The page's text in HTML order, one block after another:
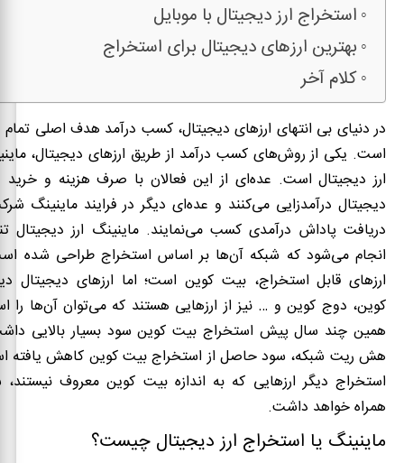
استخراج ارز دیجیتال با موبایل
بهترین ارزهای دیجیتال برای استخراج
کلام آخر
در دنیای بی انتهای ارزهای دیجیتال، کسب درآمد هدف اصلی تمام
است. یکی از روش‌های کسب درآمد از طریق ارزهای دیجیتال،
ارز دیجیتال است. عده‌ای از این فعالان با صرف هزینه و
دیجیتال درآمدزایی می‌کنند و عده‌ای دیگر در فرایند ماینینگ
دریافت پاداش درآمدی کسب می‌نمایند. ماینینگ ارز دیجیتال
انجام می‌شود که شبکه آن‌ها بر اساس استخراج طراحی شده
ارزهای قابل استخراج، بیت کوین است؛ اما ارزهای دیجیتال
کوین، دوج کوین و … نیز از ارزهایی هستند که می‌توان آن‌ها را
همین چند سال پیش استخراج بیت کوین سود بسیار بالایی
هش ریت شبکه، سود حاصل از استخراج بیت کوین کاهش یافته
استخراج دیگر ارزهایی که به اندازه بیت کوین معروف
همراه خواهد داشت.
ماینینگ یا استخراج ارز دیجیتال چیست؟